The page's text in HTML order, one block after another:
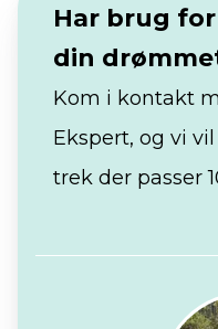
Har brug
din
Kom i kontakt
Ekspert, og vi
trek der passer